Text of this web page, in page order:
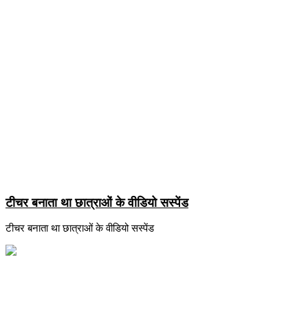
टीचर बनाता था छात्राओं के वीडियो सस्पेंड
टीचर बनाता था छात्राओं के वीडियो सस्पेंड